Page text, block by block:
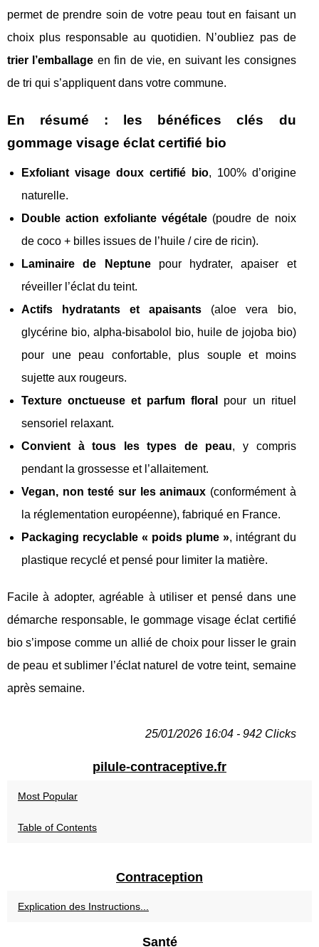
permet de prendre soin de votre peau tout en faisant un
choix plus responsable au quotidien. N’oubliez pas de
trier l’emballage en fin de vie, en suivant les consignes
de tri qui s’appliquent dans votre commune.
En résumé : les bénéfices clés du
gommage visage éclat certifié bio
Exfoliant visage doux certifié bio, 100% d’origine
naturelle.
Double action exfoliante végétale (poudre de noix
de coco + billes issues de l’huile / cire de ricin).
Laminaire de Neptunepour hydrater, apaiser et
réveiller l’éclat du teint.
Actifs hydratants et apaisants (aloe vera bio,
glycérine bio, alpha-bisabolol bio, huile de jojoba bio)
pour une peau confortable, plus souple et moins
sujette aux rougeurs.
Texture onctueuse et parfum floral
pour un rituel
sensoriel relaxant.
Convient à tous les types de peau, y compris
pendant la grossesse et l’allaitement.
Vegan, non testé sur les animaux (conformément à
la réglementation européenne), fabriqué en France.
Packaging recyclable « poids plume », intégrant du
plastique recyclé et pensé pour limiter la matière.
Facile à adopter, agréable à utiliser et pensé dans une
démarche responsable, le gommage visage éclat certifié
bio s’impose comme un allié de choix pour lisser le grain
de peau et sublimer l’éclat naturel de votre teint, semaine
après semaine.
25/01/2026 16:04 - 942 Clicks
pilule-contraceptive.fr
Most Popular
Table of Contents
Contraception
Explication des Instructions...
Santé